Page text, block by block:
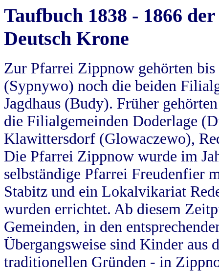
Taufbuch 1838 - 1866
Deutsch Krone
Zur Pfarrei Zippnow gehörten
(Sypnywo) noch die beiden
Jagdhaus (Budy). Früher
die Filialgemeinden Doderlage
Klawittersdorf (Glowaczewo),
Die Pfarrei Zippnow wurde im
selbständige Pfarrei Freudenfier
Stabitz und ein Lokalvikariat
wurden errichtet. Ab diesem
Gemeinden, in den
Übergangsweise sind Kinder aus
traditionellen Gründen - in